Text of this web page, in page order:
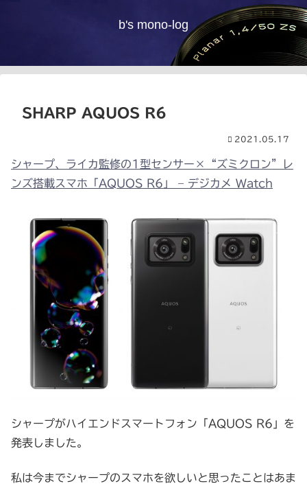
b's mono-log
SHARP AQUOS R6
2021.05.17
シャープ、ライカ監修の1型センサー×“ズミクロン”レ
ンズ搭載スマホ「AQUOS R6」 – デジカメ Watch
シャープがハイエンドスマートフォン「AQUOS R6」を
発表しました。
私は今までシャープのスマホを欲しいと思ったことはあま